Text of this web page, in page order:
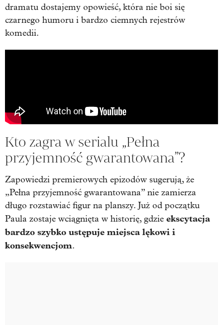
dramatu dostajemy opowieść, która nie boi się
czarnego humoru i bardzo ciemnych rejestrów
komedii.
Kto zagra w serialu „Pełna
przyjemność gwarantowana”?
Zapowiedzi premierowych epizodów sugerują, że
„Pełna przyjemność gwarantowana” nie zamierza
długo rozstawiać figur na planszy. Już od początku
Paula zostaje wciągnięta w historię, gdzie ekscytacja
bardzo szybko ustępuje miejsca lękowi i
konsekwencjom.